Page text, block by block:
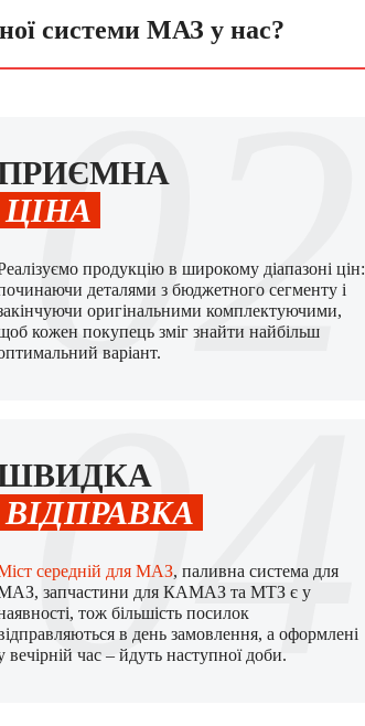
системи МАЗ у нас?
02
ЦІНА
продукцію в широкому діапазоні цін:
деталями з бюджетного сегменту і
оригінальними комплектуючими,
кожен покупець зміг знайти найбільш
варіант.
04
ВІДПРАВКА
середній для МАЗ, паливна система для
запчастини для КАМАЗ та МТЗ є у
тож більшість посилок
в день замовлення, а оформлені
вечірній час – йдуть наступної доби.